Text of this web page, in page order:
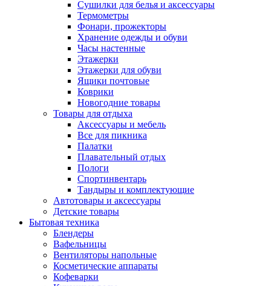
Сушилки для белья и аксессуары
Термометры
Фонари, прожекторы
Хранение одежды и обуви
Часы настенные
Этажерки
Этажерки для обуви
Ящики почтовые
Коврики
Новогодние товары
Товары для отдыха
Аксессуары и мебель
Все для пикника
Палатки
Плавательный отдых
Пологи
Спортинвентарь
Тандыры и комплектующие
Автотовары и аксессуары
Детские товары
Бытовая техника
Блендеры
Вафельницы
Вентиляторы напольные
Косметические аппараты
Кофеварки